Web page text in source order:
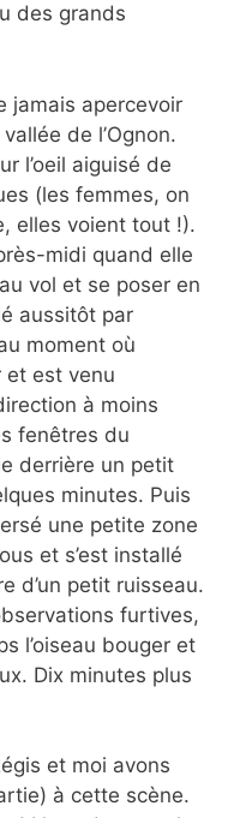
des grands
jamais apercevoir
de l’Ognon.
l’oeil aiguisé de
(les femmes, on
elles voient tout !).
midi quand elle
vol et se poser en
aussitôt par
moment où
et est venu
à moins
fenêtres du
derrière un petit
minutes. Puis
une petite zone
et s’est installé
d’un petit ruisseau.
furtives,
l’oiseau bouger et
Dix minutes plus
et moi avons
à cette scène.